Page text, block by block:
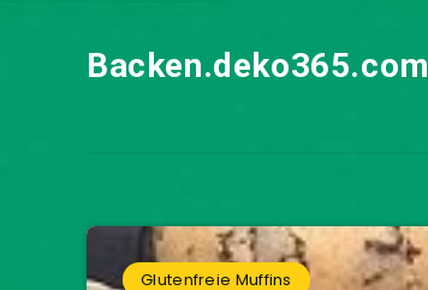
Backen.deko365.com
Glutenfreie Muffins